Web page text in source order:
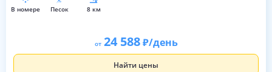
в номере песок 8 км
от 24 588 /день
Найти цены